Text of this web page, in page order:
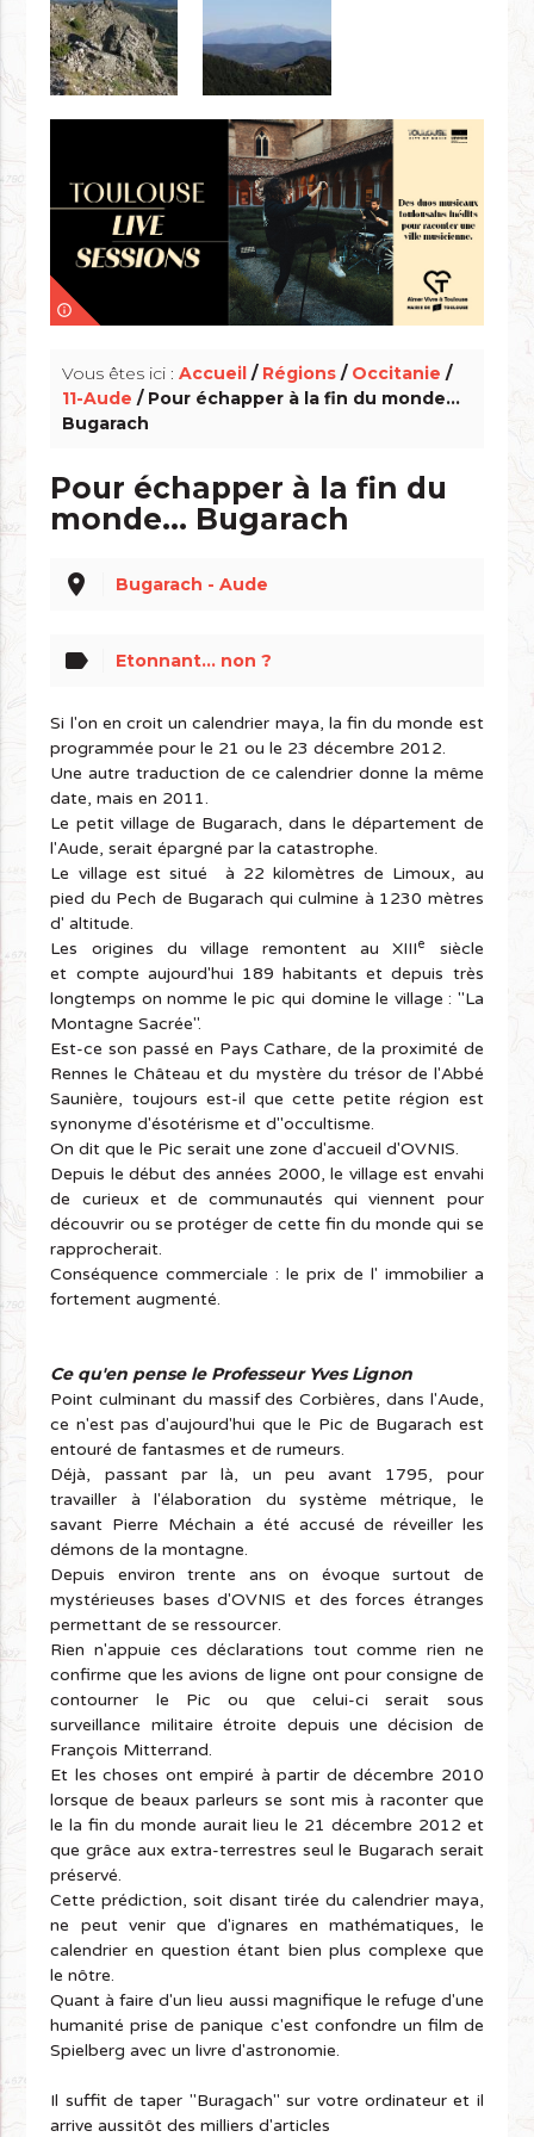
info_outline
Vous êtes ici :Accueil / Régions / Occitanie /
11-Aude / Pour échapper à la fin du monde...
Bugarach
Pour échapper à la fin du
monde... Bugarach
place Bugarach - Aude
label Etonnant... non ?
Si l'on en croit un calendrier maya, la fin du monde est
programmée pour le 21 ou le 23 décembre 2012.
Une autre traduction de ce calendrier donne la même
date, mais en 2011.
Le petit village de Bugarach, dans le département de
l'Aude, serait épargné par la catastrophe.
Le village est situé à 22 kilomètres de Limoux, au
pied du Pech de Bugarach qui culmine à 1230 mètres
d' altitude.
Les origines du village remontent au XIIIe
siècle
et compte aujourd'hui 189 habitants et depuis très
longtemps on nomme le pic qui domine le village : "La
Montagne Sacrée".
Est-ce son passé en Pays Cathare, de la proximité de
Rennes le Château et du mystère du trésor de l'Abbé
Saunière, toujours est-il que cette petite région est
synonyme d'ésotérisme et d''occultisme.
On dit que le Pic serait une zone d'accueil d'OVNIS.
Depuis le début des années 2000, le village est envahi
de curieux et de communautés qui viennent pour
découvrir ou se protéger de cette fin du monde qui se
rapprocherait.
Conséquence commerciale : le prix de l' immobilier a
fortement augmenté.
Ce qu'en pense le Professeur Yves Lignon
Point culminant du massif des Corbières, dans l'Aude,
ce n'est pas d'aujourd'hui que le Pic de Bugarach est
entouré de fantasmes et de rumeurs.
Déjà, passant par là, un peu avant 1795, pour
travailler à l'élaboration du système métrique, le
savant Pierre Méchain a été accusé de réveiller les
démons de la montagne.
Depuis environ trente ans on évoque surtout de
mystérieuses bases d'OVNIS et des forces étranges
permettant de se ressourcer.
Rien n'appuie ces déclarations tout comme rien ne
confirme que les avions de ligne ont pour consigne de
contourner le Pic ou que celui-ci serait sous
surveillance militaire étroite depuis une décision de
François Mitterrand.
Et les choses ont empiré à partir de décembre 2010
lorsque de beaux parleurs se sont mis à raconter que
le la fin du monde aurait lieu le 21 décembre 2012 et
que grâce aux extra-terrestres seul le Bugarach serait
préservé.
Cette prédiction, soit disant tirée du calendrier maya,
ne peut venir que d'ignares en mathématiques, le
calendrier en question étant bien plus complexe que
le nôtre.
Quant à faire d'un lieu aussi magnifique le refuge d'une
humanité prise de panique c'est confondre un film de
Spielberg avec un livre d'astronomie.
Il suffit de taper "Buragach" sur votre ordinateur et il
arrive aussitôt des milliers d'articles